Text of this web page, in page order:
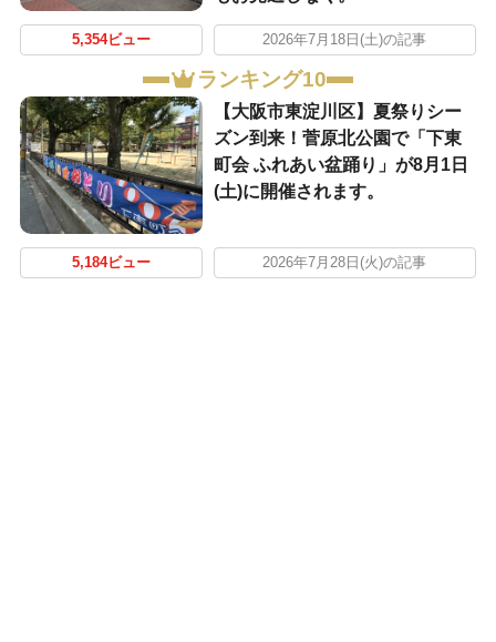
5,354ビュー 2026年7月18日(土)の記事
ランキング10
【大阪市東淀川区】夏祭りシー
ズン到来！菅原北公園で「下東
町会 ふれあい盆踊り」が8月1日
(土)に開催されます。
5,184ビュー 2026年7月28日(火)の記事